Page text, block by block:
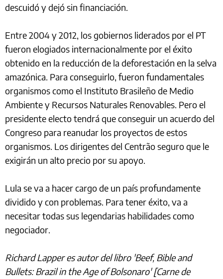
descuidó y dejó sin financiación.
Entre 2004 y 2012, los gobiernos liderados por el PT
fueron elogiados internacionalmente por el éxito
obtenido en la reducción de la deforestación en la selva
amazónica. Para conseguirlo, fueron fundamentales
organismos como el Instituto Brasileño de Medio
Ambiente y Recursos Naturales Renovables. Pero el
presidente electo tendrá que conseguir un acuerdo del
Congreso para reanudar los proyectos de estos
organismos. Los dirigentes del Centrão seguro que le
exigirán un alto precio por su apoyo.
Lula se va a hacer cargo de un país profundamente
dividido y con problemas. Para tener éxito, va a
necesitar todas sus legendarias habilidades como
negociador.
Richard Lapper es autor del libro 'Beef, Bible and
Bullets: Brazil in the Age of Bolsonaro' [Carne de